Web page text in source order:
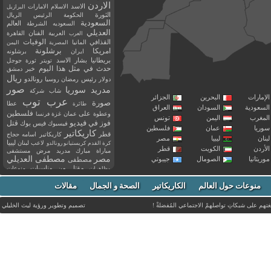
البحرين
الجزائر
السودان
العراق
اليمن
تونس
عمان
فلسطين
ليبيا
مصر
الكويت
قطر
الصومال جيبوتي
الاردن الاسد الاسلام الامارات البرازيل
الثورة الحكومة الرئيس الريال
السعودية السعوديه الشرطة العالم
العديلي العرب العربية الفنان القاهرة
القذافي المانيا المصرية الوفيات اليمن
امريكا ايران برشلونة برشلونه
بريطانيا بشار الاسد تويتر ثورة جوجل
حدث في مثل هذا اليوم خبر دمشق
دولار رئيس رمضان روسيا رونالدو ريال
مدريد
سوريا شاب شركة صور
صورة طائرة عرب توب
عطا
وعطوة على عمان غزة فرنسا فلسطين
فوز في فيديو فيسبوك فيس بوك قتل
قطر كاريكاتير كاريكاتير اسامه حجاج
كرة القدم كريستيانو رونالدو لاعب لبنان ليبيا
مباراة مبارك مدريد مرض مستشفى
مصر مصطفى مصطفى العديلي
مظاهرات مقتل من مناسبات
منوعات
مواليد
موت ميسي ميلان نادي نشر
وفاة وفيات يوتيوب منوعات حول العالم الكاريكاتير الصحة و الجمال مقالات
على شبكاتِ تواصلهمْ الاجتماعي المُفضلةْ ! تصميم وتطوير ورؤيةليث الخليلي